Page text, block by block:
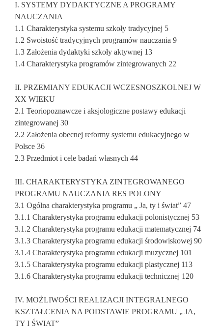
I. SYSTEMY DYDAKTYCZNE A PROGRAMY
NAUCZANIA
1.1 Charakterystyka systemu szkoły tradycyjnej 5
1.2 Swoistość tradycyjnych programów nauczania 9
1.3 Założenia dydaktyki szkoły aktywnej 13
1.4 Charakterystyka programów zintegrowanych 22
II. PRZEMIANY EDUKACJI WCZESNOSZKOLNEJ W
XX WIEKU
2.1 Teoriopoznawcze i aksjologiczne postawy edukacji
zintegrowanej 30
2.2 Założenia obecnej reformy systemu edukacyjnego w
Polsce 36
2.3 Przedmiot i cele badań własnych 44
III. CHARAKTERYSTYKA ZINTEGROWANEGO
PROGRAMU NAUCZANIA RES POLONY
3.1 Ogólna charakterystyka programu „ Ja, ty i świat” 47
3.1.1 Charakterystyka programu edukacji polonistycznej 53
3.1.2 Charakterystyka programu edukacji matematycznej 74
3.1.3 Charakterystyka programu edukacji środowiskowej 90
3.1.4 Charakterystyka programu edukacji muzycznej 101
3.1.5 Charakterystyka programu edukacji plastycznej 113
3.1.6 Charakterystyka programu edukacji technicznej 120
IV. MOŻLIWOŚCI REALIZACJI INTEGRALNEGO
KSZTAŁCENIA NA PODSTAWIE PROGRAMU „ JA,
TY I ŚWIAT”